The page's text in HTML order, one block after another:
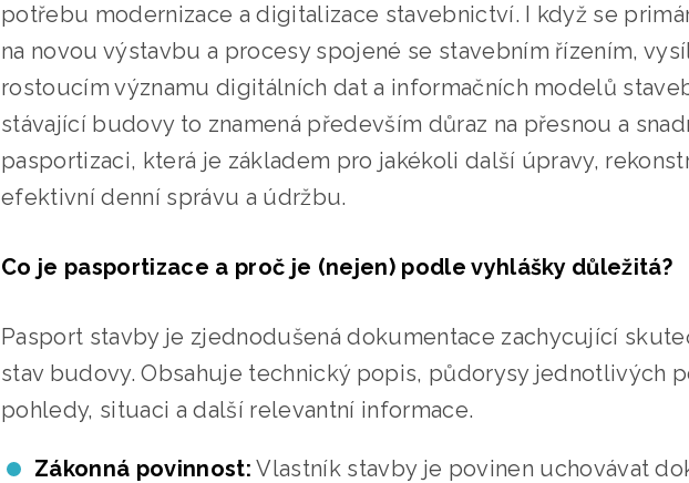
potřebu modernizace a digitalizace stavebnictví. I když se
na novou výstavbu a procesy spojené se stavebním řízením,
rostoucím významu digitálních dat a informačních modelů
stávající budovy to znamená především důraz na přesnou a
pasportizaci, která je základem pro jakékoli další úpravy,
efektivní denní správu a údržbu.
Co je pasportizace a proč je (nejen) podle vyhlášky důležitá?
Pasport stavby je zjednodušená dokumentace zachycující
stav budovy. Obsahuje technický popis, půdorysy jednotlivých
pohledy, situaci a další relevantní informace.
Zákonná povinnost: Vlastník stavby je povinen uchovávat